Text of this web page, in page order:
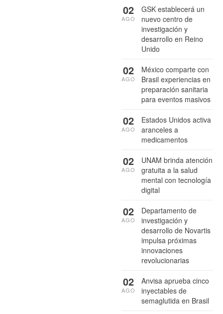
GSK establecerá un
nuevo centro de
investigación y
desarrollo en Reino
Unido
02
AGO
México comparte con
Brasil experiencias en
preparación sanitaria
para eventos masivos
02
AGO
Estados Unidos activa
aranceles a
medicamentos
02
AGO
UNAM brinda atención
gratuita a la salud
mental con tecnología
digital
02
AGO
Departamento de
investigación y
desarrollo de Novartis
impulsa próximas
innovaciones
revolucionarias
02
AGO
Anvisa aprueba cinco
inyectables de
semaglutida en Brasil
02
AGO